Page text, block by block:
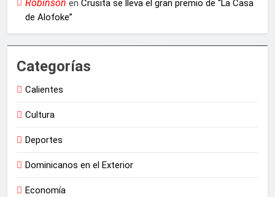
Robinson en Crusita se lleva el gran premio de “La Casa
de Alofoke”
Categorías
Calientes
Cultura
Deportes
Dominicanos en el Exterior
Economía